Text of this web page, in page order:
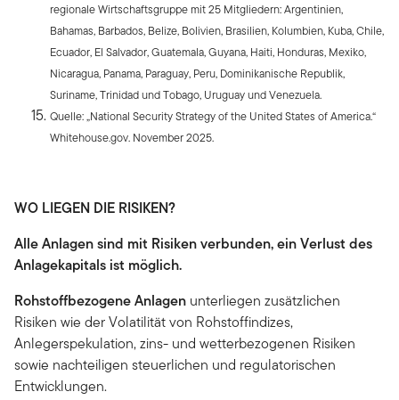
regionale Wirtschaftsgruppe mit 25 Mitgliedern: Argentinien,
Bahamas, Barbados, Belize, Bolivien, Brasilien, Kolumbien, Kuba, Chile,
Ecuador, El Salvador, Guatemala, Guyana, Haiti, Honduras, Mexiko,
Nicaragua, Panama, Paraguay, Peru, Dominikanische Republik,
Suriname, Trinidad und Tobago, Uruguay und Venezuela.
Quelle: „National Security Strategy of the United States of America.“
Whitehouse.gov. November 2025.
WO LIEGEN DIE RISIKEN?
Alle Anlagen sind mit Risiken verbunden, ein Verlust des
Anlagekapitals ist möglich.
Rohstoffbezogene Anlagen unterliegen zusätzlichen
Risiken wie der Volatilität von Rohstoffindizes,
Anlegerspekulation, zins- und wetterbezogenen Risiken
sowie nachteiligen steuerlichen und regulatorischen
Entwicklungen.